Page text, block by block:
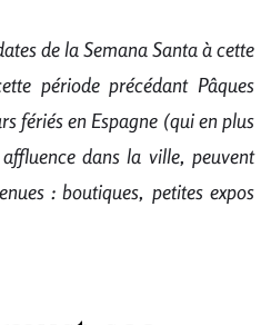
de la Semana Santa à cette
période précédant Pâques
fériés en Espagne (qui en plus
dans la ville, peuvent
: boutiques, petites expos